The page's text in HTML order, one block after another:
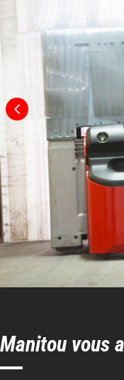
Hauteur de
Manitou vous